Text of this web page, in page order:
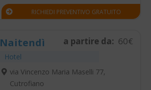
RICHIEDI PREVENTIVO GRATUITO
Naitendì
Hotel
a partire da: 60€
via Vincenzo Maria Maselli 77,
Cutrofiano